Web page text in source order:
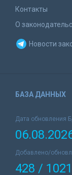
Контакты
О
Новости
БАЗА ДАННЫХ
Дата обновления
Добавлено/
428 / 1021